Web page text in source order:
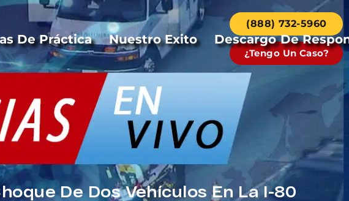
De Práctica Nuestro Exito Descargo De
(888) 732-5960
¿Tengo Un Caso?
De Dos Vehículos En La I-80